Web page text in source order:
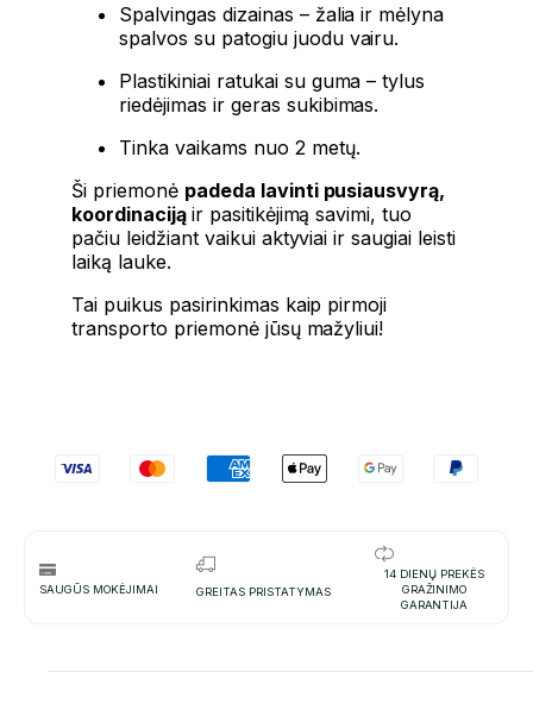
Spalvingas dizainas – žaliair mėlyna
spalvos su patogiu juodu vairu.
Plastikiniai ratukai su guma –tylus
riedėjimas ir geras sukibimas.
Tinka vaikams nuo 2 metų.
Ši priemonė padeda lavinti pusiausvyrą,
koordinaciją ir pasitikėjimąsavimi,tuo
pačiu leidžiant vaikui aktyviaiirsaugiai leisti
laiką lauke.
Tai puikus pasirinkimas kaip pirmoji
transporto priemonė jūsų mažyliui!
SAUGŪS MOKĖJIMAI GREITAS PRISTATYMAS
14 DIENŲ PREKĖS
GRAŽINIMO
GARANTIJA